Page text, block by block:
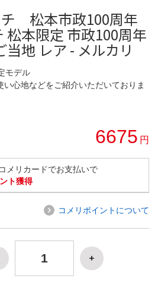
松本市政100周年
松本限定 市政100周年
地 レア - メルカリ
モデル
心地などをご紹介いただいておりま
6675 円
メリカードでお支払いで
ト獲得
コメリポイントについて